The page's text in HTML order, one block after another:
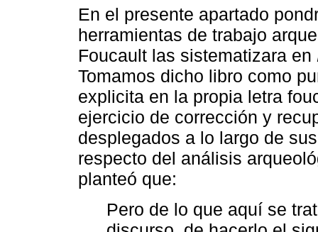
En el presente apartado
herramientas de trabajo
Foucault las sistematizara en
Tomamos dicho libro como
explicita en la propia letra
ejercicio de corrección y
desplegados a lo largo de
respecto del análisis
planteó que:
Pero de lo que aquí se